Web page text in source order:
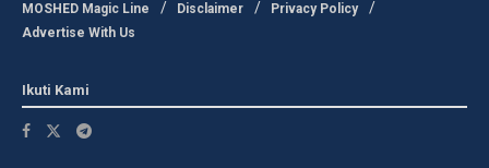
MOSHED Magic Line Disclaimer
Privacy Policy
Advertise With Us
Ikuti Kami